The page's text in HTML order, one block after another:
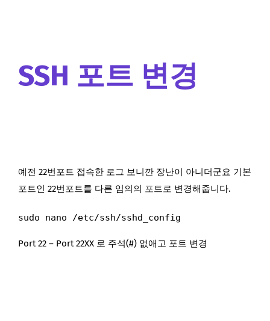
SSH 포트 변경
예전 22번포트 접속한 로그 보니깐 장난이 아니더군요 기본
포트인 22번포트를 다른 임의의 포트로 변경해줍니다.
sudo nano /etc/ssh/sshd_config
Port 22 – Port 22XX 로 주석(#) 없애고 포트 변경